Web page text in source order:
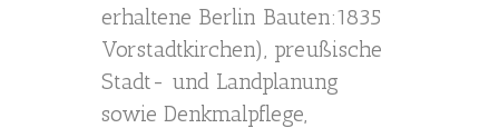
erhaltene Berlin Bauten:1835
Vorstadtkirchen), preußische
Stadt- und Landplanung
sowie Denkmalpflege,